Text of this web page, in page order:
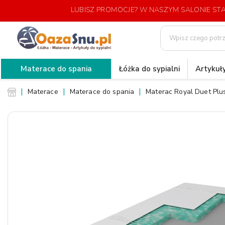
LUBISZ PROMOCJE? W NASZYM SALONIE
Materace do spania Łóżka do sypialni
Materace Materace do spania Materac Royal Duet